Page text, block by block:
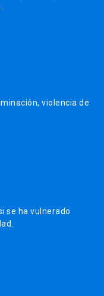
violencia de
se ha vulnerado